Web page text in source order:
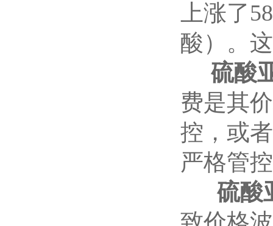
上涨了
酸）。
硫酸
费是其
控，或
严格管
硫酸